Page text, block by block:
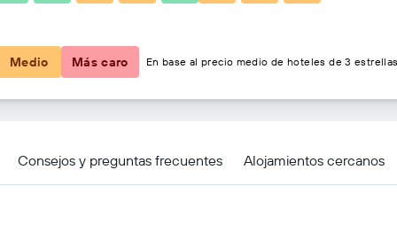
Consejos y preguntas frecuentes Alojamientos cercanos
Medio Más caro En base al precio medio de hoteles de 3